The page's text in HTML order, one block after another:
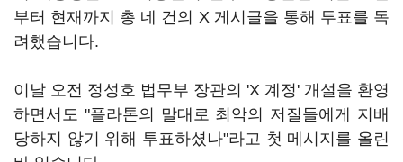
부터 현재까지 총 네 건의 X 게시글을 통해 투표를 독
려했습니다.
이날 오전 정성호 법무부 장관의 'X 계정' 개설을 환영
하면서도 "플라톤의 말대로 최악의 저질들에게 지배
당하지 않기 위해 투표하셨나"라고 첫 메시지를 올린